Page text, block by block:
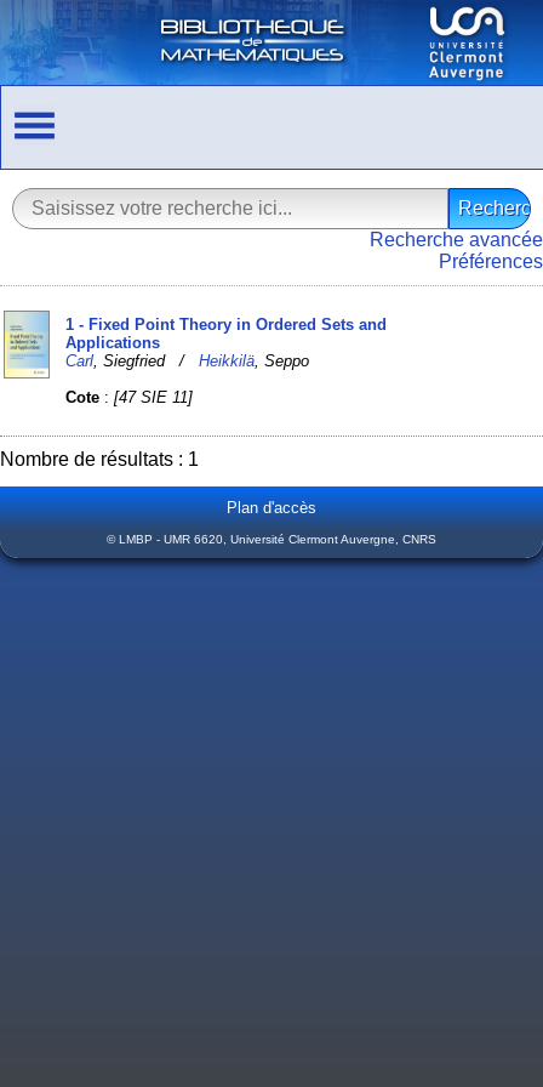
Recherche avancée
Préférences
1 - Fixed Point Theory in Ordered Sets and
Applications
Carl , Siegfried /Heikkilä , Seppo
Cote :[47 SIE 11]
Nombre de résultats : 1
Plan d'accès
© LMBP - UMR 6620, Université Clermont Auvergne, CNRS